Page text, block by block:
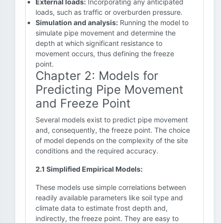
External loads: Incorporating any anticipated
loads, such as traffic or overburden pressure.
Simulation and analysis: Running the model to
simulate pipe movement and determine the
depth at which significant resistance to
movement occurs, thus defining the freeze
point.
Chapter 2: Models for
Predicting Pipe Movement
and Freeze Point
Several models exist to predict pipe movement
and, consequently, the freeze point. The choice
of model depends on the complexity of the site
conditions and the required accuracy.
2.1 Simplified Empirical Models:
These models use simple correlations between
readily available parameters like soil type and
climate data to estimate frost depth and,
indirectly, the freeze point. They are easy to